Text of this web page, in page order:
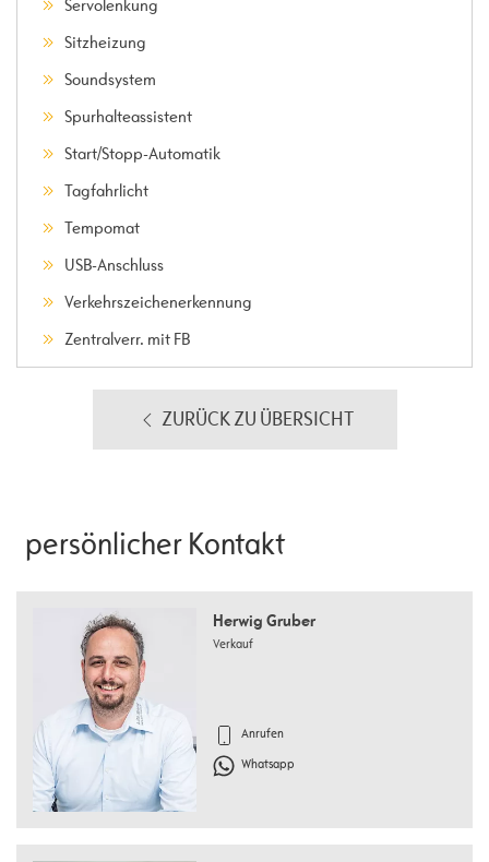
Servolenkung
Sitzheizung
Soundsystem
Spurhalteassistent
Start/Stopp-Automatik
Tagfahrlicht
Tempomat
USB-Anschluss
Verkehrszeichenerkennung
Zentralverr. mit FB
ZURÜCK ZU ÜBERSICHT
persönlicher Kontakt
Herwig Gruber
Verkauf
Anrufen
Whatsapp